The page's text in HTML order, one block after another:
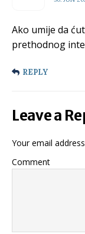
Ako umije da
prethodnog
REPLY
Leave a
Your email
Comment